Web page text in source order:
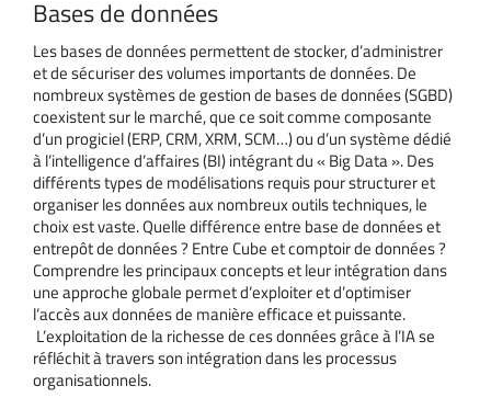
Bases de données
Les bases de données permettent de stocker, d’administrer
et de sécuriser des volumes importants de données. De
nombreux systèmes de gestion de bases de données (SGBD)
coexistent sur le marché, que ce soit comme composante
d’un progiciel (ERP, CRM, XRM, SCM…) ou d’un système dédié
à l’intelligence d’affaires (BI) intégrant du « Big Data ». Des
différents types de modélisations requis pour structurer et
organiser les données aux nombreux outils techniques, le
choix est vaste. Quelle différence entre base de données et
entrepôt de données ? Entre Cube et comptoir de données ?
Comprendre les principaux concepts et leur intégration dans
une approche globale permet d’exploiter et d’optimiser
l’accès aux données de manière efficace et puissante.
L’exploitation de la richesse de ces données grâce à l’IA se
réfléchit à travers son intégration dans les processus
organisationnels.